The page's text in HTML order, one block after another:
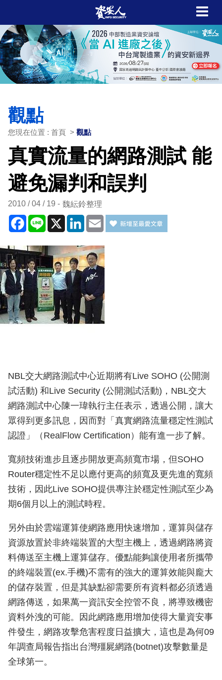
觀點
您現在位置 : 首頁 > 觀點
真實流量的網路測試 能
避免漏判和誤判
2010 / 04 / 19 魏紜鈴整理
Facebook
Line X LinkedIn
Email
NBL交大網路測試中心近期將有Live SOHO (公開測
試活動) 和Live Security (公開測試活動)，NBL交大
網路測試中心陳一瑋執行主任表示，透過公開，讓大
眾得到更多訊息，因而對「真實網路流量穩定性測試
認證」（RealFlow Certification）能有進一步了解。
寬頻技術進步且逐步開放更高頻寬市場，但SOHO
Router穩定性不足以應付更高的頻寬及更先進的寬頻
技術，因此Live SOHO提供專注於穩定性測試至少為
期6個月以上的測試時程。
另外由於雲端運算使網路應用快速增加，運算與儲存
資源放置於非終端裝置的大型主機上，透過網路將資
料傳送至主機上運算儲存。優點能夠讓使用者所攜帶
的終端裝置(ex.手機)不需有的強大的運算效能與龐大
的儲存裝置，但是其缺點卻需要所有資料都必須透過
網路傳送，如果萬一資訊安全控管不良，將導致機密
資料外洩的可能。因此網路應用增加使得大量資安事
件發生，網路攻擊危害程度日益擴大，這也是為何09
年調查局報告指出台灣殭屍網路(botnet)攻擊數量是
全球第一。